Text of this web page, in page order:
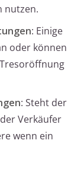
nutzen.
: Einige
oder können
: Steht der
Verkäufer
wenn ein